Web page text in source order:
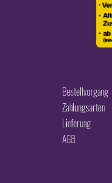
Bestellvorgang
Zahlungsarten
Lieferung
AGB